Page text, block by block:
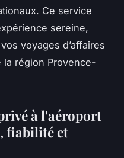
Ce service
sereine,
voyages d’affaires
la région Provence-
à l'aéroport
fiabilité et